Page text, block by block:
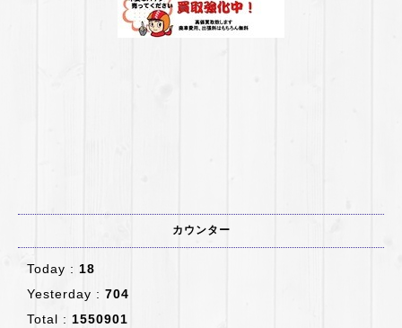
カウンター
Today : 18
Yesterday : 704
Total : 1550901